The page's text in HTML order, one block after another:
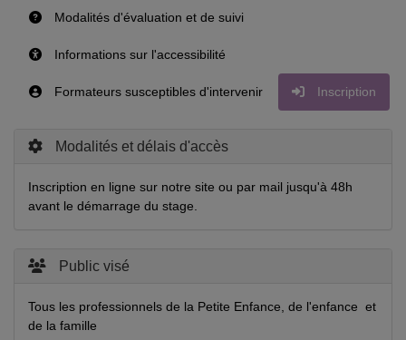
Modalités d'évaluation et de suivi
Informations sur l'accessibilité
Formateurs susceptibles d'intervenir Inscription
Modalités et délais d'accès
Inscription en ligne sur notre site ou par mail jusqu'à 48h
avant le démarrage du stage.
Public visé
Tous les professionnels de la Petite Enfance, de l'enfance et
de la famille